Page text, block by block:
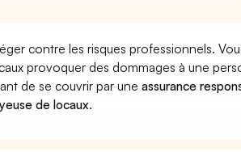
contre les risques professionnels.
provoquer des dommages à une
de se couvrir par uneassurance
de locaux.